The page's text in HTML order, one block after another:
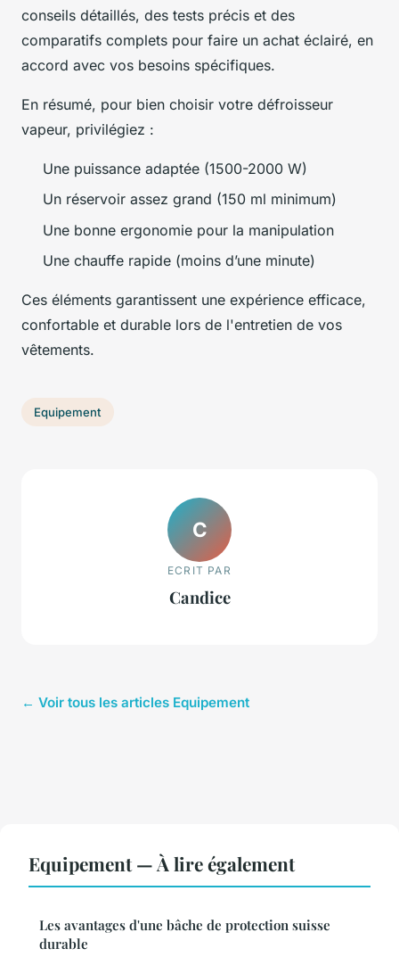
conseils détaillés, des tests précis et des
comparatifs complets pour faire un achat éclairé, en
accord avec vos besoins spécifiques.
En résumé, pour bien choisir votre défroisseur
vapeur, privilégiez :
Une puissance adaptée (1500-2000 W)
Un réservoir assez grand (150 ml minimum)
Une bonne ergonomie pour la manipulation
Une chauffe rapide (moins d’une minute)
Ces éléments garantissent une expérience efficace,
confortable et durable lors de l'entretien de vos
vêtements.
Equipement
C
ECRIT PAR
Candice
← Voir tous les articles Equipement
Equipement — À lire également
Les avantages d'une bâche de protection suisse
durable